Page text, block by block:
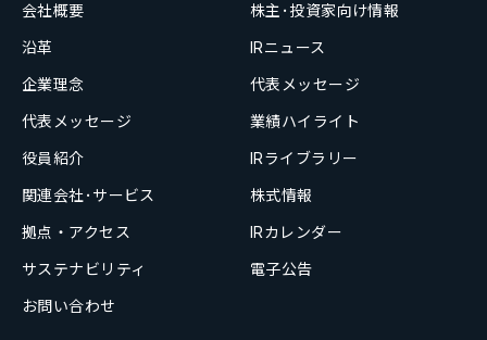
会社概要
沿革
企業理念
代表メッセージ
役員紹介
関連会社･サービス
拠点・アクセス
サステナビリティ
お問い合わせ
株主･投資家向け情報
IRニュース
代表メッセージ
業績ハイライト
IRライブラリー
株式情報
IRカレンダー
電子公告